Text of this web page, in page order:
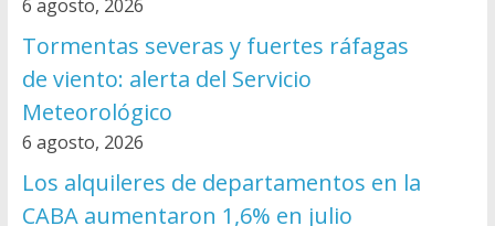
6 agosto, 2026
Tormentas severas y fuertes ráfagas
de viento: alerta del Servicio
Meteorológico
6 agosto, 2026
Los alquileres de departamentos en la
CABA aumentaron 1,6% en julio